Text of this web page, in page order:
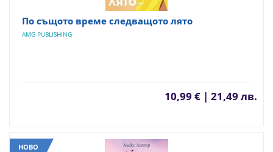
По същото време следващото лято
AMG PUBLISHING
10,99 € | 21,49 лв.
НОВО